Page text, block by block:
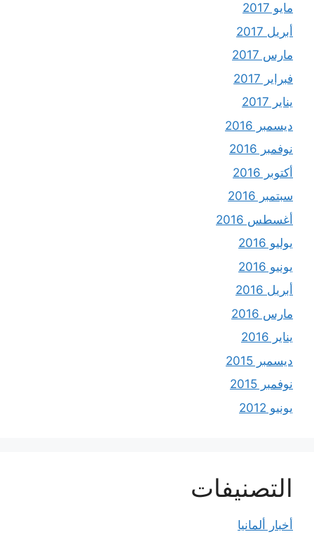
مايو 2017
أبريل 2017
مارس 2017
فبراير 2017
يناير 2017
ديسمبر 2016
نوفمبر 2016
أكتوبر 2016
سبتمبر 2016
أغسطس 2016
يوليو 2016
يونيو 2016
أبريل 2016
مارس 2016
يناير 2016
ديسمبر 2015
نوفمبر 2015
يونيو 2012
التصنيفات
أخبار ألمانيا